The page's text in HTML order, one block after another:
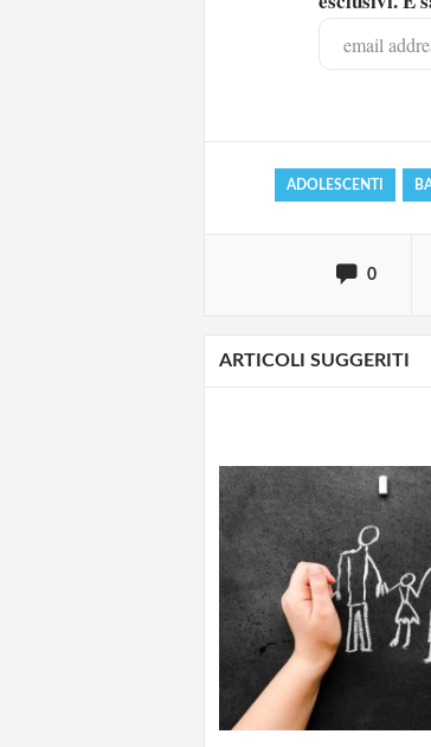
ADOLESCENTI
0
Solo gli
ARTICOLI SUGGERITI